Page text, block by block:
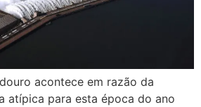
acontece em razão da
atípica para esta época do ano